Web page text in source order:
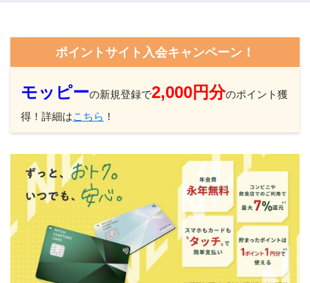
ポイントサイト入会キャンペーン！
モッピーの新規登録で2,000円分のポイント獲
得！詳細はこちら ！